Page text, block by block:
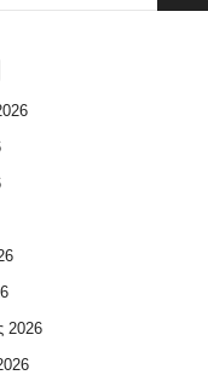
2026